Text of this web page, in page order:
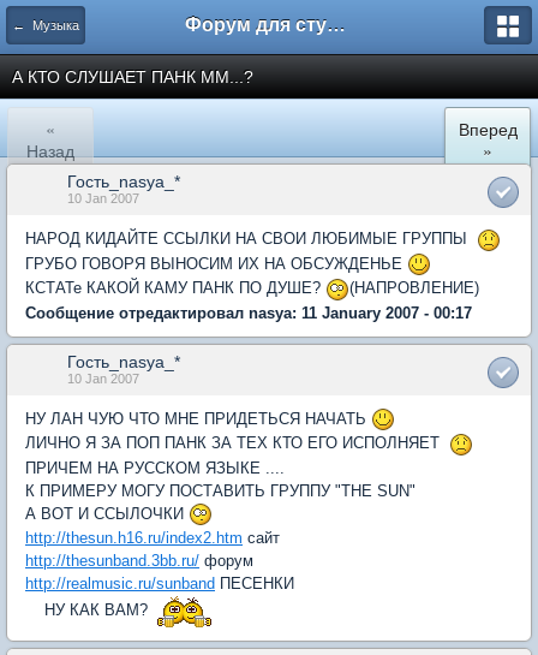
← Музыка Форум для студента СГА
А КТО СЛУШАЕТ ПАНК ММ...?
«
Назад
Вперед
»
Гость_nasya_*
10 Jan 2007
НАРОД КИДАЙТЕ ССЫЛКИ НА СВОИ ЛЮБИМЫЕ ГРУППЫ
ГРУБО ГОВОРЯ ВЫНОСИМ ИХ НА ОБСУЖДЕНЬЕ
КСТАТе КАКОЙ КАМУ ПАНК ПО ДУШЕ?
(НАПРОВЛЕНИЕ)
Сообщение отредактировал nasya: 11 January 2007 - 00:17
Гость_nasya_*
10 Jan 2007
НУ ЛАН ЧУЮ ЧТО МНЕ ПРИДЕТЬСЯ НАЧАТЬ
ЛИЧНО Я ЗА ПОП ПАНК ЗА ТЕХ КТО ЕГО ИСПОЛНЯЕТ
ПРИЧЕМ НА РУССКОМ ЯЗЫКЕ ....
К ПРИМЕРУ МОГУ ПОСТАВИТЬ ГРУППУ "THE SUN"
А ВОТ И ССЫЛОЧКИ
http://thesun.h16.ru/index2.htm сайт
http://thesunband.3bb.ru/ форум
http://realmusic.ru/sunband ПЕСЕНКИ
НУ КАК ВАМ?